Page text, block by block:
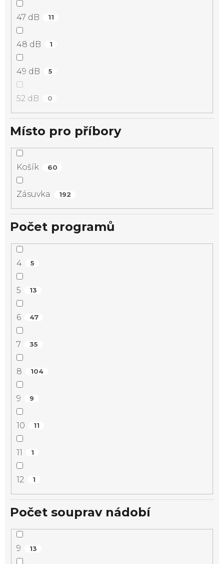
47 dB 11
48 dB 1
49 dB 5
52 dB 0
Místo pro příbory
Košík 60
Zásuvka 192
Počet programů
4 5
5 13
6 47
7 35
8 104
9 9
10 11
11 1
12 1
Počet souprav nádobí
9 13